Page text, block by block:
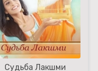
Судьба Лакшми